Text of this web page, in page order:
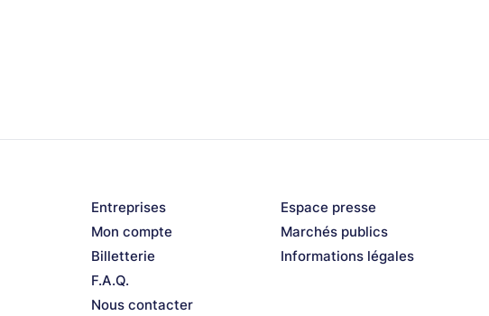
Entreprises
Mon compte
Billetterie
F.A.Q.
Nous contacter
Espace presse
Marchés publics
Informations légales